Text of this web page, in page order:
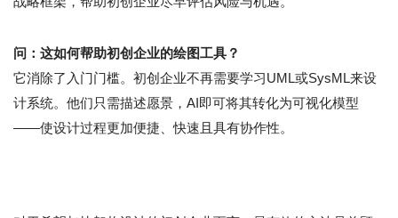
问：这如何帮助初创企业的绘图工具？
它消除了入门门槛。初创企业不再需要学习UML或SysML来设
计系统。他们只需描述愿景，AI即可将其转化为可视化模型
——使设计过程更加便捷、快速且具有协作性。